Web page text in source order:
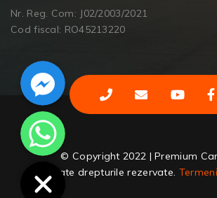
Nr. Reg. Com: J02/2003/2021
Cod fiscal: RO45213220
© Copyright 2022 | Premium
Toate drepturile rezervate.
Facebook Messenger
WhatsApp